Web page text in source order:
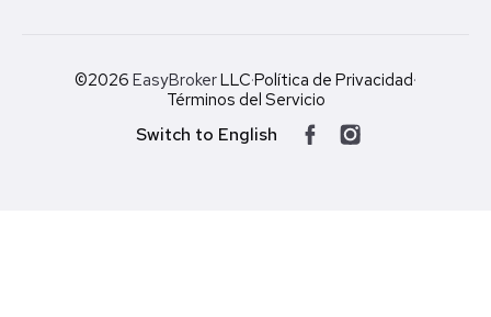
©2026 EasyBrokerLLC·Política de Privacidad·
Términos del Servicio
Switch to English